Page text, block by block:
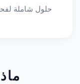
حلول شاملة